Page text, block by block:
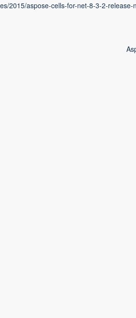
2015/aspose-cells-for-net-8-3-2-release-